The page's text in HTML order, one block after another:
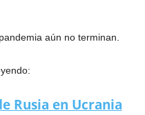
aún no terminan.
Rusia en Ucrania